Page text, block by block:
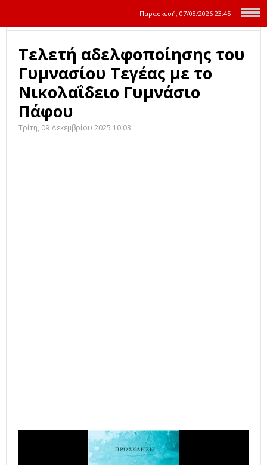
Παρασκευή, 07/08/2026 23:45
Τελετή αδελφοποίησης του
Γυμνασίου Τεγέας με το
Νικολαΐδειο Γυμνάσιο
Πάφου
Τρίτη, 09 Δεκεμβρίου 2025 10:03